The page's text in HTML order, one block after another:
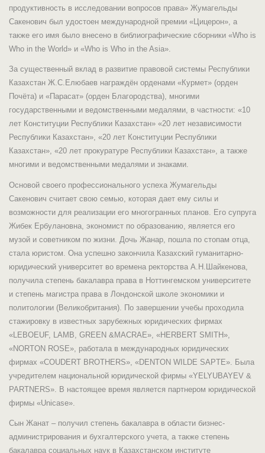
продуктивность в исследовании вопросов права» Жумагельды
Сакенович был удостоен международной премии «Цицерон», а
также его имя было внесено в библиографические сборники «Who is
Who in the World» и «Who is Who in the Asia».
За существенный вклад в развитие правовой системы Республики
Казахстан Ж.С.Елюбаев награждён орденами «Курмет» (орден
Почёта) и «Парасат» (орден Благородства), многими
государственными и ведомственными медалями, в частности: «10
лет Конституции Республики Казахстан» «20 лет независимости
Республики Казахстан», «20 лет Конституции Республики
Казахстан», «20 лет прокуратуре Республики Казахстан», а также
многими и ведомственными медалями и знаками.
Основой своего профессионального успеха Жумагельды
Сакенович считает свою семью, которая дает ему силы и
возможности для реализации его многогранных планов. Его супруга
Жибек Ербулановна, экономист по образованию, является его
музой и советником по жизни. Дочь Жанар, пошла по стопам отца,
стала юристом. Она успешно закончила Казахский гуманитарно-
юридический университет во времена ректорства А.Н.Шайкенова,
получила степень бакалавра права в Ноттингемском университете
и степень магистра права в Лондонской школе экономики и
политологии (Великобритания). По завершении учебы проходила
стажировку в известных зарубежных юридических фирмах
«LEBOEUF, LAMB, GREEN &MACRAE», «HERBERT SMITH»,
«NORTON ROSE», работала в международных юридических
фирмах «COUDERT BROTHERS», «DENTON WILDE SAPTE». Была
учредителем национальной юридической фирмы «YELYUBAYEV &
PARTNERS». В настоящее время является партнером юридической
фирмы «Unicase».
Сын Жанат – получил степень бакалавра в области бизнес-
администрирования и бухгалтерского учета, а также степень
бакалавра социальных наук в Казахстанском институте